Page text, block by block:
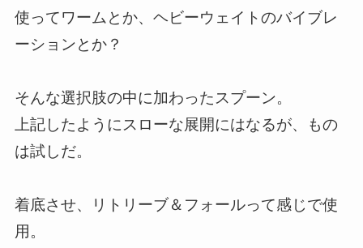
使ってワームとか、ヘビーウェイトのバイブレ
ーションとか？
そんな選択肢の中に加わったスプーン。
上記したようにスローな展開にはなるが、もの
は試しだ。
着底させ、リトリーブ＆フォールって感じで使
用。